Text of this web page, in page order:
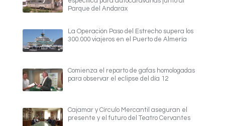
Parque del Andarax
La Operación Paso del Estrecho supera los
300.000 viajeros en el Puerto de Almería
Comienza el reparto de gafas homologadas
para observar el eclipse del día 12
Cajamar y Círculo Mercantil aseguran el
presente y el futuro del Teatro Cervantes